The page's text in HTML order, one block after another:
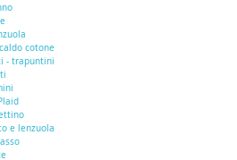
cotone
- trapuntini
e lenzuola